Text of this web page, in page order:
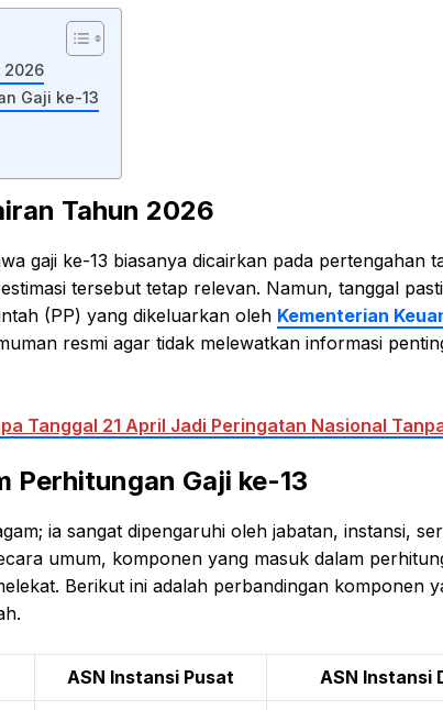
2026
Gaji ke-13
Tahun 2026
gaji ke-13 biasanya dicairkan pada pertengahan
tersebut tetap relevan. Namun, tanggal
(PP) yang dikeluarkan oleh Kementerian
resmi agar tidak melewatkan informasi
Tanggal 21 April Jadi Peringatan Nasional
Perhitungan Gaji ke-13
ia sangat dipengaruhi oleh jabatan, instansi,
umum, komponen yang masuk dalam
Berikut ini adalah perbandingan komponen
ASN Instansi Pusat ASN Instansi